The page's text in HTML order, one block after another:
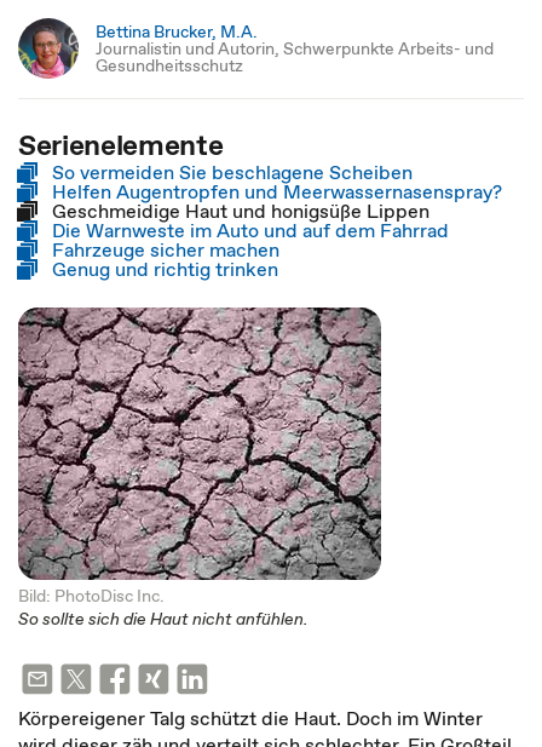
Bettina Brucker, M.A.
Journalistin und Autorin, Schwerpunkte Arbeits- und
Gesundheitsschutz
Serienelemente
So vermeiden Sie beschlagene Scheiben
Helfen Augentropfen und Meerwassernasenspray?
Geschmeidige Haut und honigsüße Lippen
Die Warnweste im Auto und auf dem Fahrrad
Fahrzeuge sicher machen
Genug und richtig trinken
Bild: PhotoDisc Inc.
So sollte sich die Haut nicht anfühlen.
Körpereigener Talg schützt die Haut. Doch im Winter